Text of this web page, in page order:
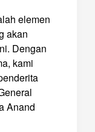
elemen
akan
Dengan
kami
Anand